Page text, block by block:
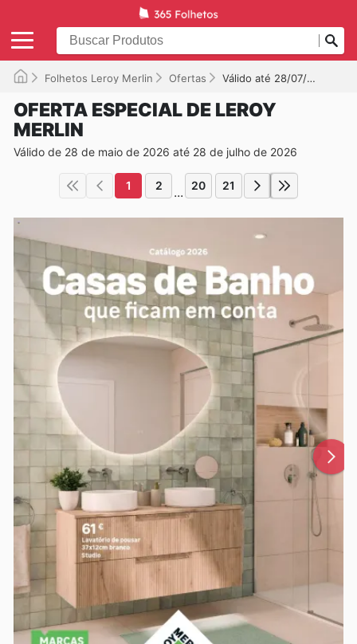
Folhetos Leroy Merlin Ofertas Válido até 28/07/2026
OFERTA ESPECIAL DE LEROY
MERLIN
Válido de 28 de maio de 2026 até 28 de julho de 2026
1 2 ... 20 21